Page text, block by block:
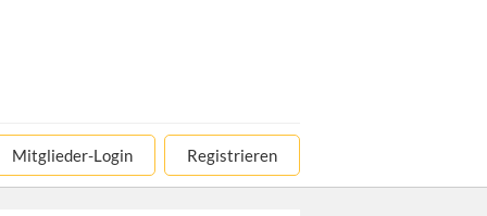
Mitglieder-Login Registrieren